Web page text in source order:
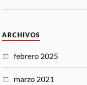
ARCHIVOS
febrero 2025
marzo 2021